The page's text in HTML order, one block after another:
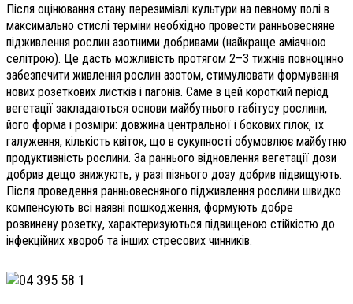
Після оцінювання стану перезимівлі культури на певному полі в
максимально стислі терміни необхідно провести ранньовесняне
підживлення рослин азотними добривами (найкраще аміачною
селітрою). Це дасть можливість протягом 2–3 тижнів повноцінно
забезпечити живлення рослин азотом, стимулювати формування
нових розеткових листків і пагонів. Саме в цей короткий період
вегетації закладаються основи майбутнього габітусу рослини,
його форма і розміри: довжина центральної і бокових гілок, їх
галуження, кількість квіток, що в сукупності обумовлює майбутню
продуктивність рослини. За раннього відновлення вегетації дози
добрив дещо знижують, у разі пізнього дозу добрив підвищують.
Після проведення ранньовесняного підживлення рослини швидко
компенсують всі наявні пошкодження, формують добре
розвинену ро­зетку, характеризуються підвищеною стійкістю до
інфекційних хвороб та інших стресових чинників.